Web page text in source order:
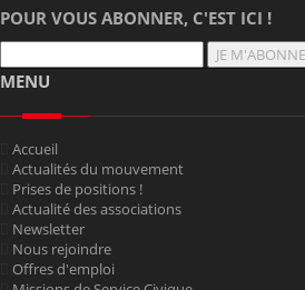
POUR VOUS ABONNER, C'EST ICI !
JE M'ABONNE
MENU
Accueil
Actualités du mouvement
Prises de positions !
Actualité des associations
Newsletter
Nous rejoindre
Offres d'emploi